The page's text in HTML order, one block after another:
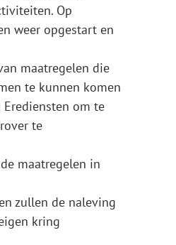
Op
weer opgestart en
maatregelen die
te kunnen komen
om te
te
maatregelen in
zullen de naleving
kring